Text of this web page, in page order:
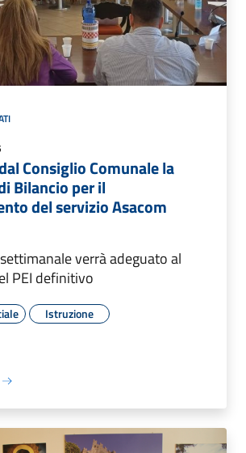
Consiglio Comunale la
Bilancio per il
del servizio Asacom
verrà adeguato al
PEI definitivo
Istruzione